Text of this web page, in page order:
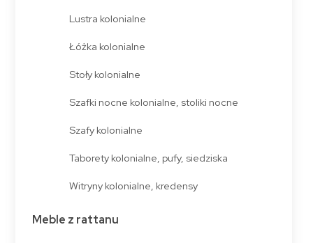
Lustra kolonialne
Łóżka kolonialne
Stoły kolonialne
Szafki nocne kolonialne, stoliki nocne
Szafy kolonialne
Taborety kolonialne, pufy, siedziska
Witryny kolonialne, kredensy
Meble z rattanu